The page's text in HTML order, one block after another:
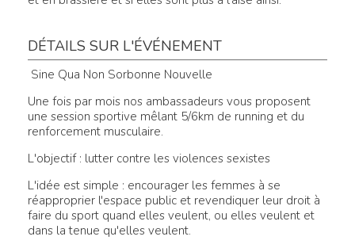
DÉTAILS SUR L'ÉVÉNEMENT
Sine Qua Non Sorbonne Nouvelle
Une fois par mois nos ambassadeurs vous proposent
une session sportive mêlant 5/6km de running et du
renforcement musculaire.
L'objectif : lutter contre les violences sexistes
L'idée est simple : encourager les femmes à se
réapproprier l'espace public et revendiquer leur droit à
faire du sport quand elles veulent, ou elles veulent et
dans la tenue qu'elles veulent.